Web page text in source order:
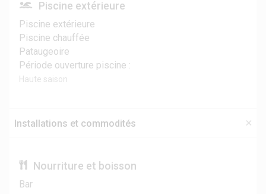
Piscine extérieure
Piscine extérieure
Piscine chauffée
Pataugeoire
Période ouverture piscine :
Haute saison
Installations et commodités
Nourriture et boisson
Bar